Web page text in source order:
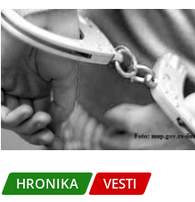
HRONIKA VESTI